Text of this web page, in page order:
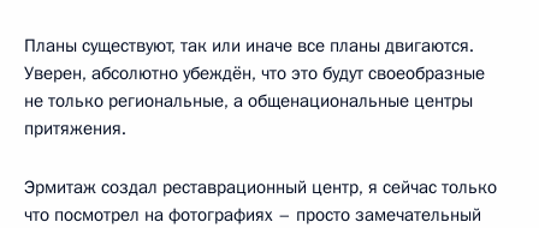
Планы существуют, так или иначе все планы двигаются.
Уверен, абсолютно убеждён, что это будут своеобразные
не только региональные, а общенациональные центры
притяжения.
Эрмитаж создал реставрационный центр, я сейчас только
что посмотрел на фотографиях – просто замечательный